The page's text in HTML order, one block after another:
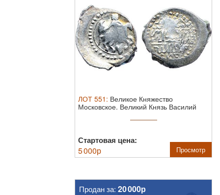
ЛОТ 551 : Великое Княжество
Московское. Великий Князь Василий
Стартовая цена:
5 000р Просмотр
Продан за: 20 000р